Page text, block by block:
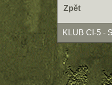
Zpět
KLUB CI-5 -